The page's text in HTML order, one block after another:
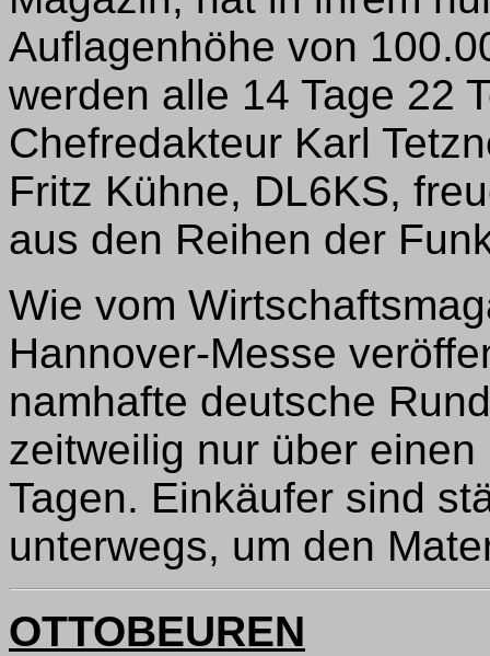
Auflagenhöhe von
werden alle 14 Tage 22
Chefredakteur Karl
Fritz Kühne, DL6KS,
aus den Reihen der
Wie vom
Hannover-Messe
namhafte deutsche
zeitweilig nur über
Tagen. Einkäufer sind
unterwegs, um den
OTTOBEUREN